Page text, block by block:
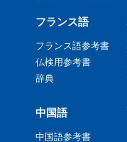
フランス語
フランス語参考書
仏検用参考書
辞典
中国語
中国語参考書